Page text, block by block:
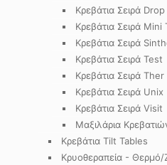
Κρεβάτια Σειρά Drop
Κρεβάτια Σειρά Mini
Κρεβάτια Σειρά
Κρεβάτια Σειρά Test
Κρεβάτια Σειρά Ther
Κρεβάτια Σειρά Unix
Κρεβάτια Σειρά Visit
Μαξιλάρια
Κρεβάτια Tilt Tables
Κρυοθεραπεία -